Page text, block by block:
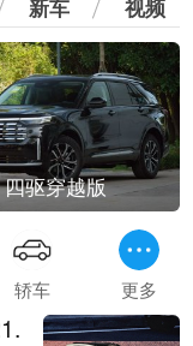
新车 视频
驱穿越版
轿车 更多